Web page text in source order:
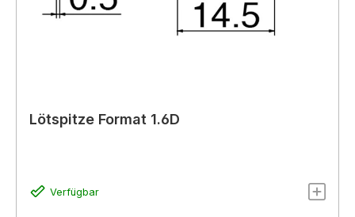
Lötspitze Format 1.6D
Verfügbar